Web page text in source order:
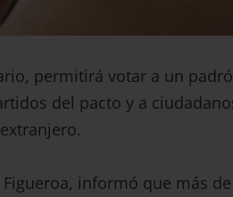
permitirá votar a un
del pacto y a
informó que más